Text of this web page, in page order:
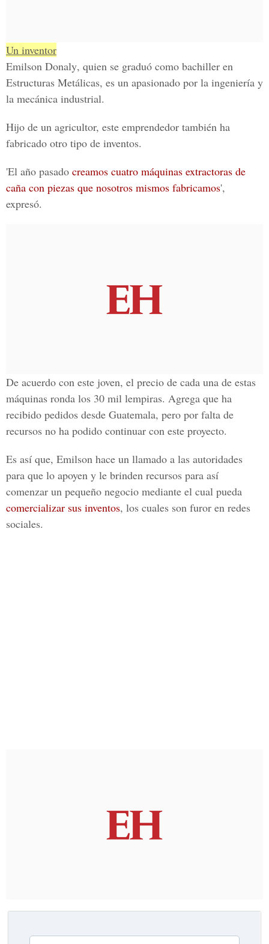
Un inventor
Emilson Donaly, quien se graduó como bachiller en
Estructuras Metálicas, es un apasionado por la ingeniería y
la mecánica industrial.
Hijo de un agricultor, este emprendedor también ha
fabricado otro tipo de inventos.
'El año pasado creamos cuatro máquinas extractoras de
caña con piezas que nosotros mismos fabricamos',
expresó.
De acuerdo con este joven, el precio de cada una de estas
máquinas ronda los 30 mil lempiras. Agrega que ha
recibido pedidos desde Guatemala, pero por falta de
recursos no ha podido continuar con este proyecto.
Es así que, Emilson hace un llamado a las autoridades
para que lo apoyen y le brinden recursos para así
comenzar un pequeño negocio mediante el cual pueda
comercializar sus inventos, los cuales son furor en redes
sociales.